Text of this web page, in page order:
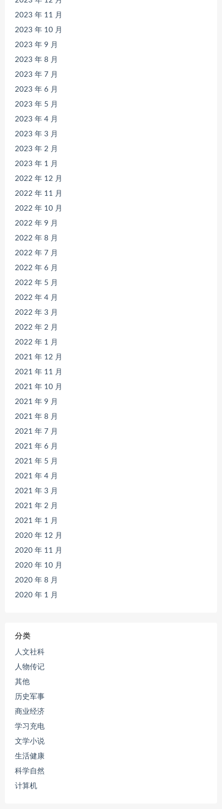
2023 年 11 月
2023 年 10 月
2023 年 9 月
2023 年 8 月
2023 年 7 月
2023 年 6 月
2023 年 5 月
2023 年 4 月
2023 年 3 月
2023 年 2 月
2023 年 1 月
2022 年 12 月
2022 年 11 月
2022 年 10 月
2022 年 9 月
2022 年 8 月
2022 年 7 月
2022 年 6 月
2022 年 5 月
2022 年 4 月
2022 年 3 月
2022 年 2 月
2022 年 1 月
2021 年 12 月
2021 年 11 月
2021 年 10 月
2021 年 9 月
2021 年 8 月
2021 年 7 月
2021 年 6 月
2021 年 5 月
2021 年 4 月
2021 年 3 月
2021 年 2 月
2021 年 1 月
2020 年 12 月
2020 年 11 月
2020 年 10 月
2020 年 8 月
2020 年 1 月
分类
人文社科
人物传记
其他
历史军事
商业经济
学习充电
文学小说
生活健康
科学自然
计算机